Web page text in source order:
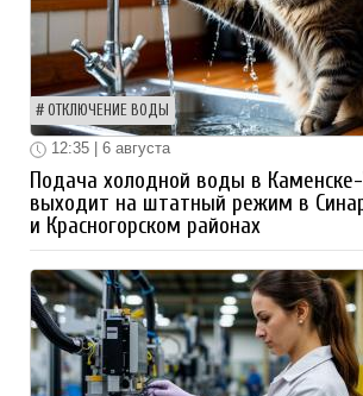
ОТКЛЮЧЕНИЕ ВОДЫ
12:35 | 6 августа
Подача холодной воды в
выходит на штатный режим в
и Красногорском районах